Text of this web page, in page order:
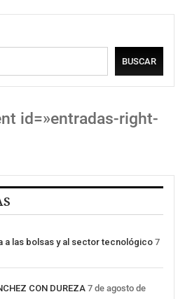
BUSCAR
id=»entradas-right-
a las bolsas y al sector tecnológico 7
CON DUREZA 7 de agosto de